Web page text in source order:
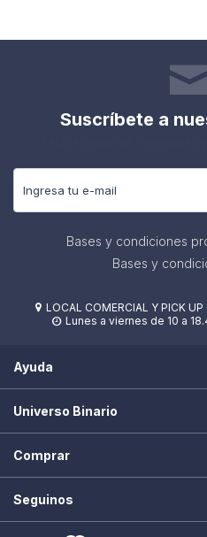
Suscríbete a
Bases y condiciones
Bases y
 LOCAL COMERCIAL Y PICK
 Lunes a viernes de 10 a
Ayuda
Universo Binario
Comprar
Seguinos